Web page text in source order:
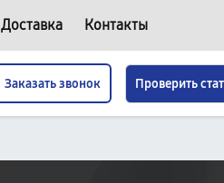
Доставка Контакты
Заказать звонок Проверить